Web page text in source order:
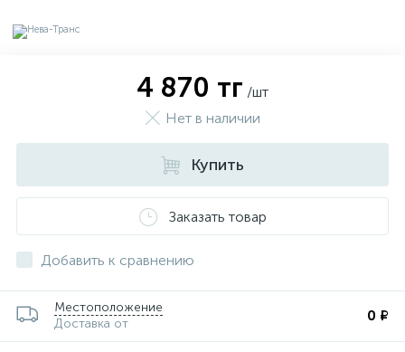
4 870 тг /шт
Нет в наличии
Купить
Заказать товар
Добавить к сравнению
Местоположение
Доставка от
0 ₽